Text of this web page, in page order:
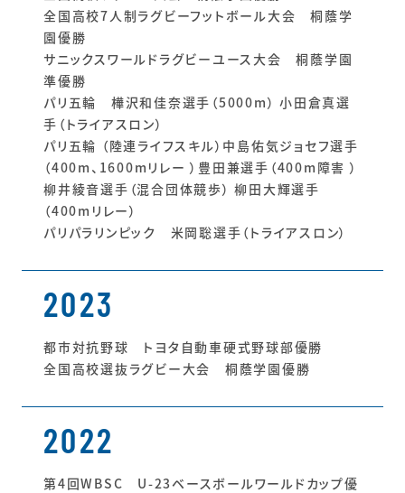
全国高校7人制ラグビーフットボール大会 桐蔭学
園優勝
サニックスワールドラグビーユース大会 桐蔭学園
準優勝
パリ五輪 樺沢和佳奈選手（5000m） 小田倉真選
手（トライアスロン）
パリ五輪 （陸連ライフスキル）中島佑気ジョセフ選手
（400m、1600mリレー ）豊田兼選手（400m障害 ）
柳井綾音選手（混合団体競歩） 柳田大輝選手
（400mリレー）
パリパラリンピック 米岡聡選手（トライアスロン）
2023
都市対抗野球 トヨタ自動車硬式野球部優勝
全国高校選抜ラグビー大会 桐蔭学園優勝
2022
第4回WBSC U-23ベースボールワールドカップ優